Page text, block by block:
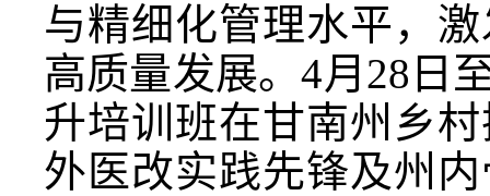
与精细化管理水平，
高质量发展。4月28日
升培训班在甘南州乡
外医改实践先锋及州